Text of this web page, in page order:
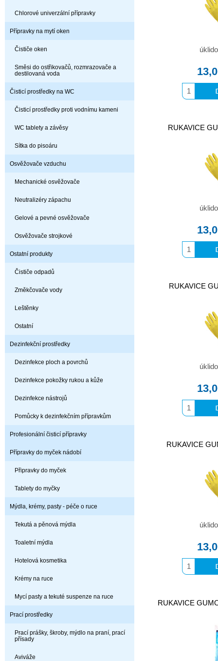
Chlorové univerzální přípravky
Přípravky na mytí oken
Čističe oken
Směsi do ostřikovačů, rozmrazovače a
destilovaná voda
Čisticí prostředky na WC
Čisticí prostředky proti vodnímu kameni
WC tablety a závěsy
Sítka do pisoáru
Osvěžovače vzduchu
Mechanické osvěžovače
Neutralizéry zápachu
Gelové a pevné osvěžovače
Osvěžovače strojkové
Ostatní produkty
Čističe odpadů
Změkčovače vody
Leštěnky
Ostatní
Dezinfekční prostředky
Dezinfekce ploch a povrchů
Dezinfekce pokožky rukou a kůže
Dezinfekce nástrojů
Pomůcky k dezinfekčním přípravkům
Profesionální čisticí přípravky
Přípravky do myček nádobí
Připravky do myček
Tablety do myčky
Mýdla, krémy, pasty - péče o ruce
Tekutá a pěnová mýdla
Toaletní mýdla
Hotelová kosmetika
Krémy na ruce
Mycí pasty a tekuté suspenze na ruce
Prací prostředky
Prací prášky, škroby, mýdlo na praní, prací
přísady
Aviváže
RUKAVICE
RUKAVICE
RUKAVICE
RUKAVICE